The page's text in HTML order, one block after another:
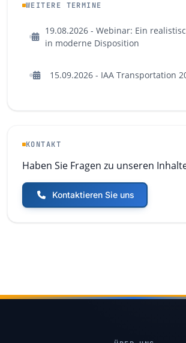
WEITERE TERMINE
19.08.2026 - Webinar: Ein
in moderne Disposition
15.09.2026 - IAA Transportation
KONTAKT
Haben Sie Fragen zu unseren
Kontaktieren Sie uns